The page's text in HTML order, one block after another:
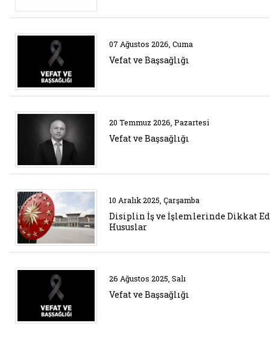
Belgeyi aç: vefat duyurusu 2
07 Ağustos 2026, Cuma
Vefat ve Başsağlığı
Belgeyi aç: vefat duyurusu 1
20 Temmuz 2026, Pazartesi
Vefat ve Başsağlığı
Belgeyi aç: haberler
10 Aralık 2025, Çarşamba
Disiplin İş ve İşlemlerinde Dikkat
Hususlar
Belgeyi aç: vefat ve bassagligi
26 Ağustos 2025, Salı
Vefat ve Başsağlığı